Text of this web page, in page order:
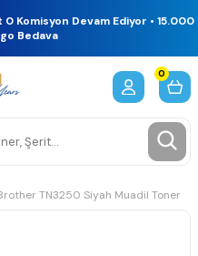
Komisyon Devam Ediyor • 15.000
Bedava
0
TN3250 Siyah Muadil Toner